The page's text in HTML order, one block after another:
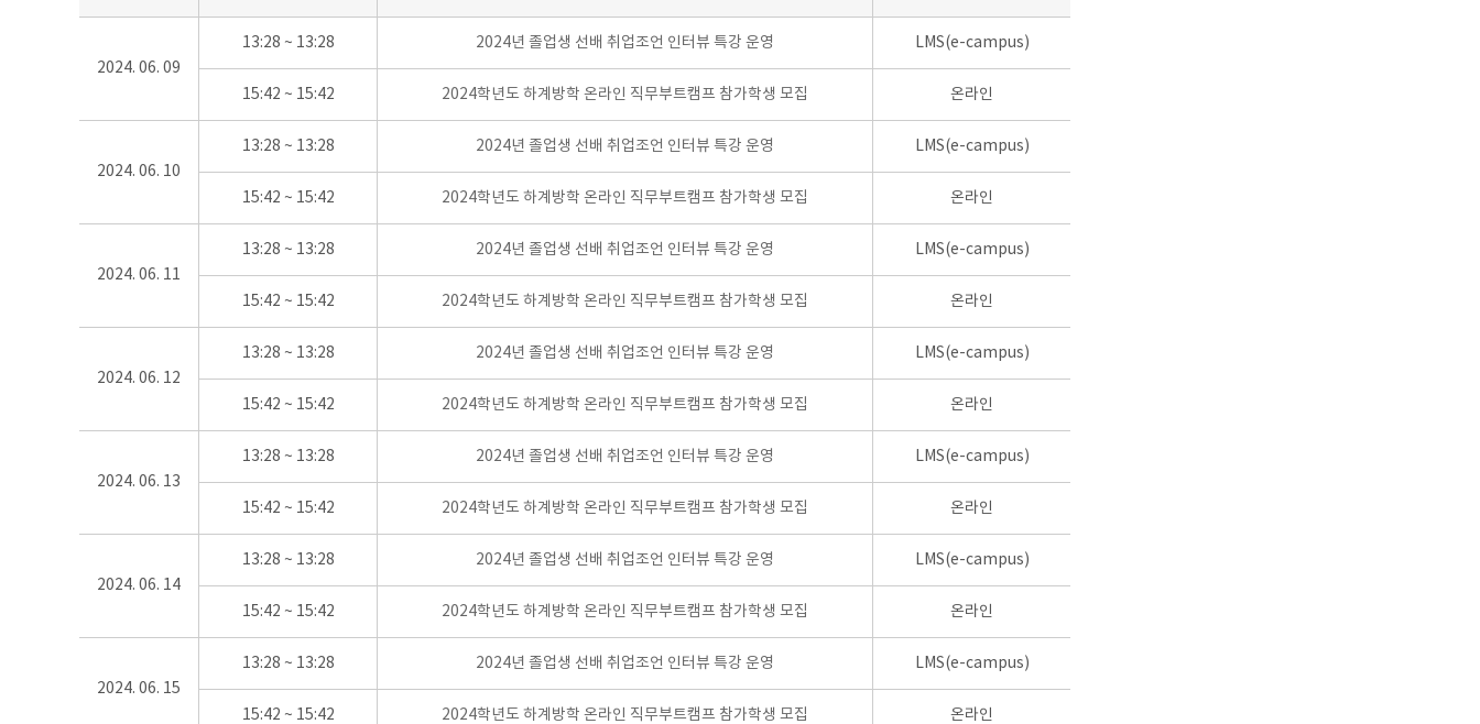
2024. 06. 09
13:28 ~ 13:28 2024년 졸업생 선배 취업조언 인터뷰 특강 운영 LMS(e-campus)
15:42 ~ 15:42 2024학년도 하계방학 온라인 직무부트캠프 참가학생 모집 온라인
2024. 06. 10
13:28 ~ 13:28 2024년 졸업생 선배 취업조언 인터뷰 특강 운영 LMS(e-campus)
15:42 ~ 15:42 2024학년도 하계방학 온라인 직무부트캠프 참가학생 모집 온라인
2024. 06. 11
13:28 ~ 13:28 2024년 졸업생 선배 취업조언 인터뷰 특강 운영 LMS(e-campus)
15:42 ~ 15:42 2024학년도 하계방학 온라인 직무부트캠프 참가학생 모집 온라인
2024. 06. 12
13:28 ~ 13:28 2024년 졸업생 선배 취업조언 인터뷰 특강 운영 LMS(e-campus)
15:42 ~ 15:42 2024학년도 하계방학 온라인 직무부트캠프 참가학생 모집 온라인
2024. 06. 13
13:28 ~ 13:28 2024년 졸업생 선배 취업조언 인터뷰 특강 운영 LMS(e-campus)
15:42 ~ 15:42 2024학년도 하계방학 온라인 직무부트캠프 참가학생 모집 온라인
2024. 06. 14
13:28 ~ 13:28 2024년 졸업생 선배 취업조언 인터뷰 특강 운영 LMS(e-campus)
15:42 ~ 15:42 2024학년도 하계방학 온라인 직무부트캠프 참가학생 모집 온라인
2024. 06. 15
13:28 ~ 13:28 2024년 졸업생 선배 취업조언 인터뷰 특강 운영 LMS(e-campus)
15:42 ~ 15:42 2024학년도 하계방학 온라인 직무부트캠프 참가학생 모집 온라인